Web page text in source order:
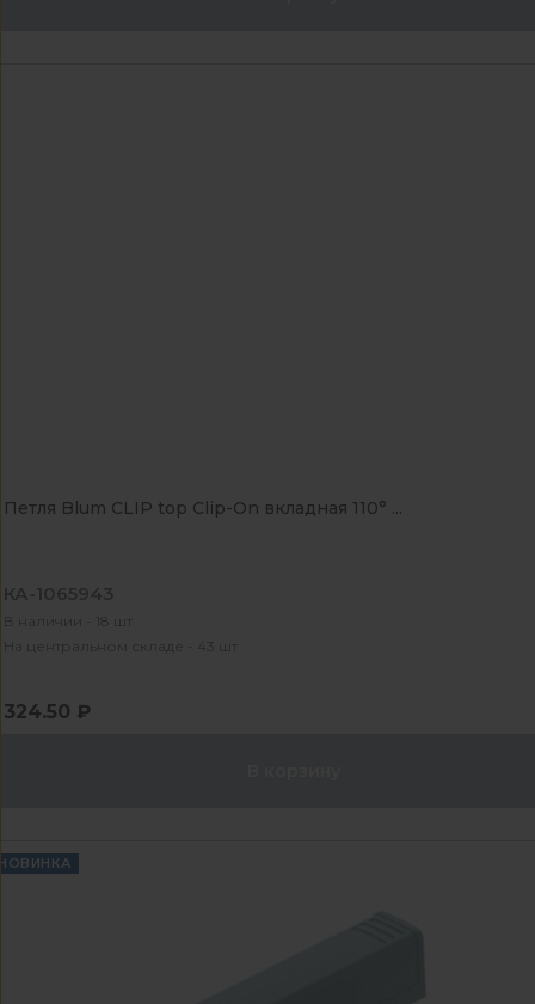
Петля Blum CLIP top Clip-On вкладная 110° ...
КА-1065943
В наличии - 18 шт
На центральном складе - 43 шт
324.50 ₽